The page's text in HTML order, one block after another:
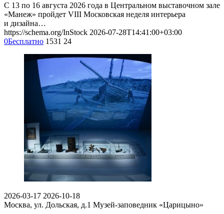
С 13 по 16 августа 2026 года в Центральном выставочном зале
«Манеж» пройдет VIII Московская неделя интерьера
и дизайна…
https://schema.org/InStock 2026-07-28T14:41:00+03:00
0Бесплатно 1531 24
2026-03-17 2026-10-18
Москва, ул. Дольская, д.1 Музей-заповедник «Царицыно»